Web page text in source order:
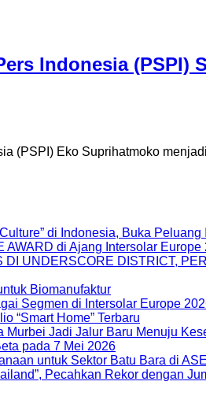
Indonesia (PSPI)
(PSPI) Eko Suprihatmoko
di Indonesia, Buka
AWARD di Ajang Intersolar Europe
DI UNDERSCORE DISTRICT,
Biomanufaktur
Segmen di Intersolar Europe
“Smart Home” Terbaru
Jadi Jalur Baru Menuju
pada 7 Mei 2026
untuk Sektor Batu Bara di
Pecahkan Rekor dengan